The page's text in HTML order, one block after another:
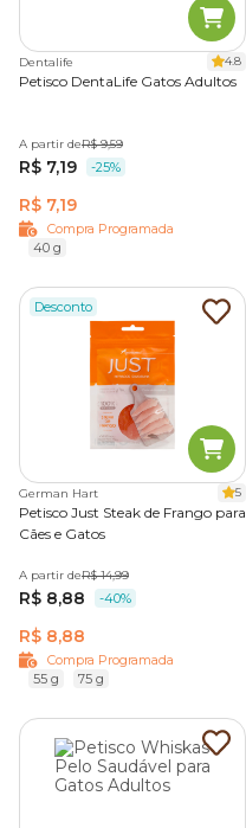
Dentalife 4.8
Petisco DentaLife Gatos Adultos
A partir deR$ 9,59
R$ 7,19 -25%
R$ 7,19
Compra Programada
40 g
Desconto
German Hart 5
Petisco Just Steak de Frango para
Cães e Gatos
A partir deR$ 14,99
R$ 8,88 -40%
R$ 8,88
Compra Programada
55 g
75 g